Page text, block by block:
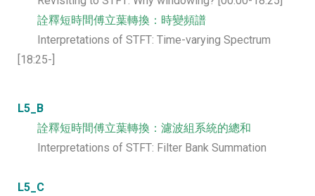
詮釋短時間傅立葉轉換：時變頻譜
Interpretations of STFT: Time-varying Spectrum
[18:25-]
L5_B
詮釋短時間傅立葉轉換：濾波組系統的總和
Interpretations of STFT: Filter Bank Summation
L5_C